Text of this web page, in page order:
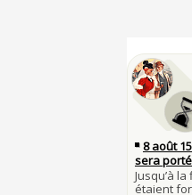
boîtes aux
30 juillet
Chocolat
29 juillet
28 juillet
partie de ses
27 juillet
les siècles
27 mai 1610
du roi Henri IV
Pierre qui
Qui aime
Tout vient à
François II